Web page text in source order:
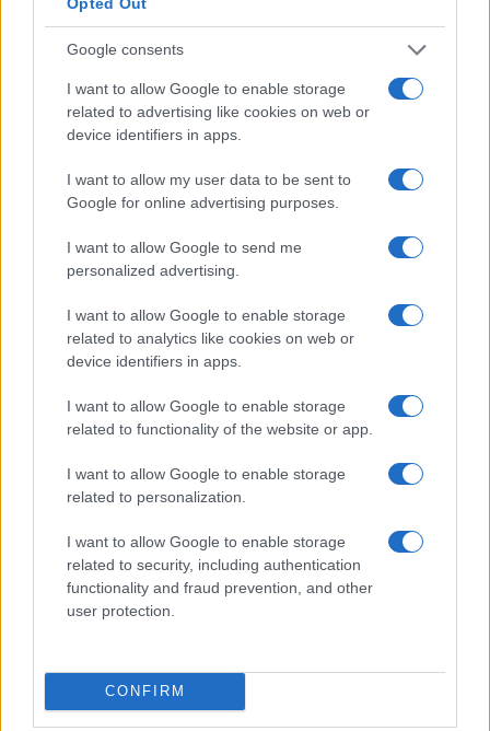
Google consents
I want to allow Google to enable storage
related to advertising like cookies on web or
device identifiers in apps.
I want to allow my user data to be sent to
Google for online advertising purposes.
I want to allow Google to send me
personalized advertising.
I want to allow Google to enable storage
related to analytics like cookies on web or
device identifiers in apps.
I want to allow Google to enable storage
related to functionality of the website or app.
I want to allow Google to enable storage
related to personalization.
I want to allow Google to enable storage
related to security, including authentication
functionality and fraud prevention, and other
user protection.
CONFIRM
dell’aumento.
Come calcolare la percentuale di incremento
salariale?
L’aumento salariale annuale in un anno solare (12
mesi) può essere facilmente calcolato come segue:
Aumento annuale dello stipendio = Tasso di aumento x
L’aumento salariale medio in un anno (12 mesi)
Tasso di incremento annuo per settore
Bancario 2%
Tecnologia dell’informazione
Assistenza sanitaria
Costruzione